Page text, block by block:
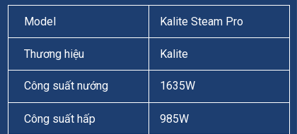
Model Kalite Steam Pro
Thương hiệu
Công suất nướng
Công suất hấp
Kalite
1635W
985W